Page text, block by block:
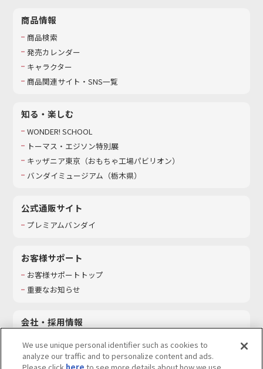
商品情報
商品検索
発売カレンダー
キャラクター
商品関連サイト・SNS一覧
知る・楽しむ
WONDER! SCHOOL
トーマス・エジソン特別展
キッザニア東京（おもちゃ工場パビリオン）​
バンダイミュージアム（栃木県）
公式通販サイト
プレミアムバンダイ
お客様サポート
お客様サポートトップ
重要なお知らせ
会社・採用情報
採用情報
We use unique personal identifier such as cookies to
analyze our traffic and to personalize content and ads.